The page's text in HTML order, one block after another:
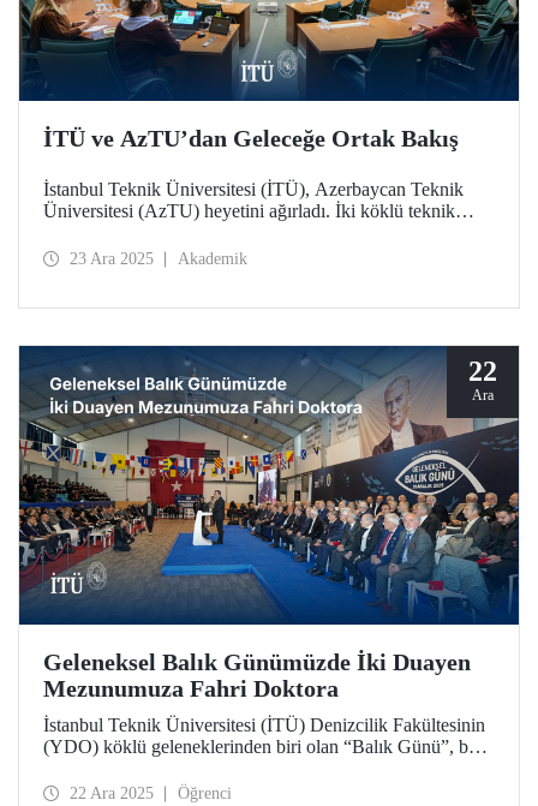
İTÜ ve AzTU’dan Geleceğe Ortak Bakış
İstanbul Teknik Üniversitesi (İTÜ), Azerbaycan Teknik
Üniversitesi (AzTU) heyetini ağırladı. İki köklü teknik
birliklerini derinleştirmek amacıyla gerçekleştirilen
23 Ara 2025 Akademik
22
Ara
Geleneksel Balık Günümüzde İki Duayen
Mezunumuza Fahri Doktora
İstanbul Teknik Üniversitesi (İTÜ) Denizcilik Fakültesinin
(YDO) köklü geleneklerinden biri olan “Balık Günü”, bu
gerçekleşen denizcilik camiasının bu büyük buluşmasında,
22 Ara 2025 Öğrenci